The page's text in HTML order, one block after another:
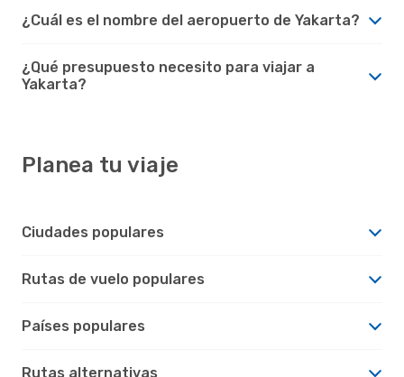
¿Cuál es el nombre del aeropuerto de Yakarta?
¿Qué presupuesto necesito para viajar a
Yakarta?
Planea tu viaje
Ciudades populares
Rutas de vuelo populares
Países populares
Rutas alternativas